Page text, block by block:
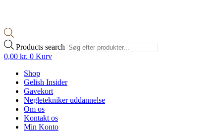
Products search
0,00 kr. 0 Kurv
Shop
Gelish Insider
Gavekort
Negletekniker uddannelse
Om os
Kontakt os
Min Konto